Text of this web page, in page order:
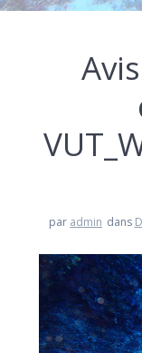
par admin dans